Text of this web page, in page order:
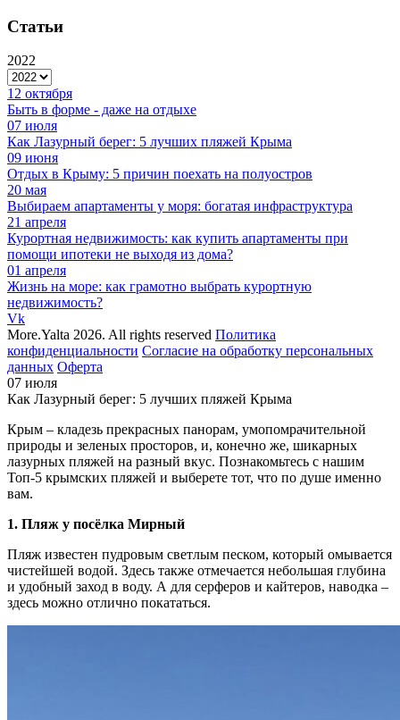
Статьи
2022
12 октября
Быть в форме - даже на отдыхе
07 июля
Как Лазурный берег: 5 лучших пляжей Крыма
09 июня
Отдых в Крыму: 5 причин поехать на полуостров
20 мая
Выбираем апартаменты у моря: богатая инфраструктура
21 апреля
Курортная недвижимость: как купить апартаменты при
помощи ипотеки не выходя из дома?
01 апреля
Жизнь на море: как грамотно выбрать курортную
недвижимость?
Vk
More.Yalta 2026. All rights reserved Политика
конфиденциальности Согласие на обработку персональных
данных Оферта
07 июля
Как Лазурный берег: 5 лучших пляжей Крыма
Крым – кладезь прекрасных панорам, умопомрачительной
природы и зеленых просторов, и, конечно же, шикарных
лазурных пляжей на разный вкус. Познакомьтесь с нашим
Топ-5 крымских пляжей и выберете тот, что по душе именно
вам.
1. Пляж у посёлка Мирный
Пляж известен пудровым светлым песком, который омывается
чистейшей водой. Здесь также отмечается небольшая глубина
и удобный заход в воду. А для серферов и кайтеров, наводка –
здесь можно отлично покататься.